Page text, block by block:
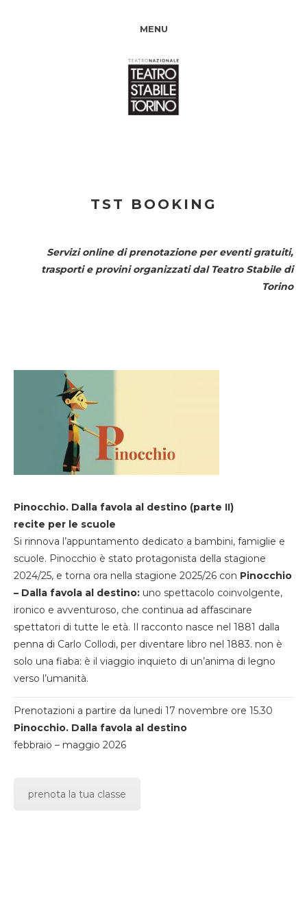
MENU
TST BOOKING
Servizi online di prenotazione per eventi gratuiti,
trasporti e provini organizzati dal Teatro Stabile di
Torino
Pinocchio. Dalla favola al destino (parte II)
recite per le scuole
Si rinnova l’appuntamento dedicato a bambini, famiglie e
scuole. Pinocchio è stato protagonista della stagione
2024/25, e torna ora nella stagione 2025/26 con Pinocchio
– Dalla favola al destino: uno spettacolo coinvolgente,
ironico e avventuroso, che continua ad affascinare
spettatori di tutte le età. Il racconto nasce nel 1881 dalla
penna di Carlo Collodi, per diventare libro nel 1883. non è
solo una fiaba: è il viaggio inquieto di un’anima di legno
verso l’umanità.
Prenotazioni a partire da lunedi 17 novembre ore 15.30
Pinocchio. Dalla favola al destino
febbraio – maggio 2026
prenota la tua classe